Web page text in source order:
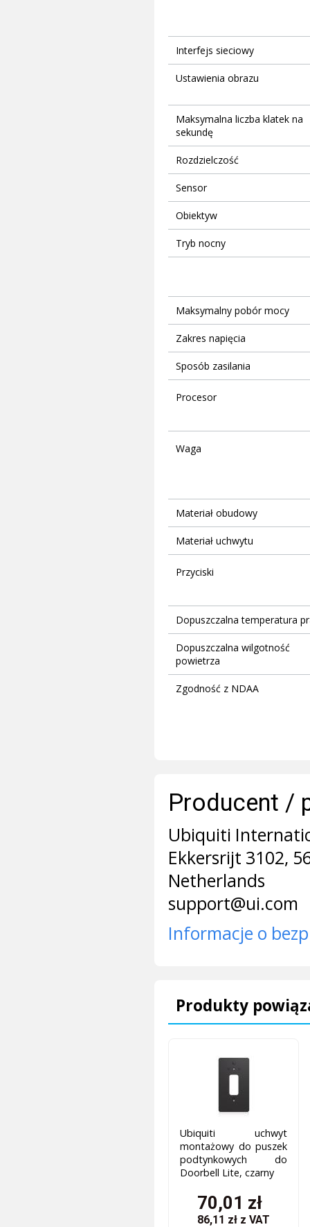
Interfejs sieciowy
Ustawienia obrazu
Maksymalna liczba klatek na
sekundę
Rozdzielczość
Sensor
Obiektyw
Tryb nocny
Maksymalny pobór mocy
Zakres napięcia
Sposób zasilania
Procesor
Waga
Materiał obudowy
Materiał uchwytu
Przyciski
Dopuszczalna temperatura
Dopuszczalna wilgotność
powietrza
Zgodność z NDAA
Producent /
Ubiquiti
Ekkersrijt 3102,
Netherlands
support@ui.com
Informacje o
Produkty
Ubiquiti uchwyt
montażowy do puszek
podtynkowych do
Doorbell Lite, czarny
70,01 zł
86,11 zł z VAT